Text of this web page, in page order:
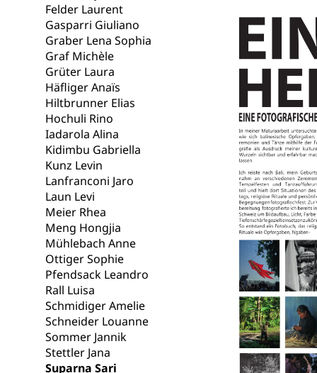
Felder Laurent
Gasparri Giuliano
Graber Lena Sophia
Graf Michèle
Grüter Laura
Häfliger Anaïs
Hiltbrunner Elias
Hochuli Rino
Iadarola Alina
Kidimbu Gabriella
Kunz Levin
Lanfranconi Jaro
Laun Levi
Meier Rhea
Meng Hongjia
Mühlebach Anne
Ottiger Sophie
Pfendsack Leandro
Rall Luisa
Schmidiger Amelie
Schneider Louanne
Sommer Jannik
Stettler Jana
Suparna Sari
Erschöpfung,
sichere
Trinkwasser
Prävention
Soziale
Kranken-
Soziales
Sucht und
Fachstelle